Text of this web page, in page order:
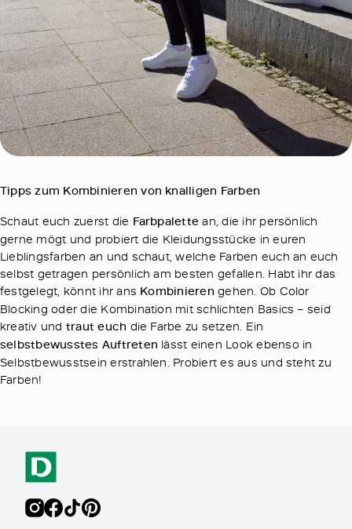
Tipps zum Kombinieren von knalligen Farben
Schaut euch zuerst die Farbpalette an, die ihr persönlich
gerne mögt und probiert die Kleidungsstücke in euren
Lieblingsfarben an und schaut, welche Farben euch an euch
selbst getragen persönlich am besten gefallen. Habt ihr das
festgelegt, könnt ihr ans Kombinieren gehen. Ob Color
Blocking oder die Kombination mit schlichten Basics – seid
kreativ und traut euch die Farbe zu setzen. Ein
selbstbewusstes Auftreten lässt einen Look ebenso in
Selbstbewusstsein erstrahlen. Probiert es aus und steht zu
Farben!